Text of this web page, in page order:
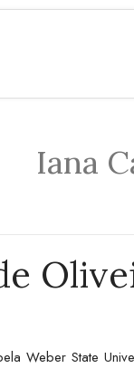
Iana
Weber State